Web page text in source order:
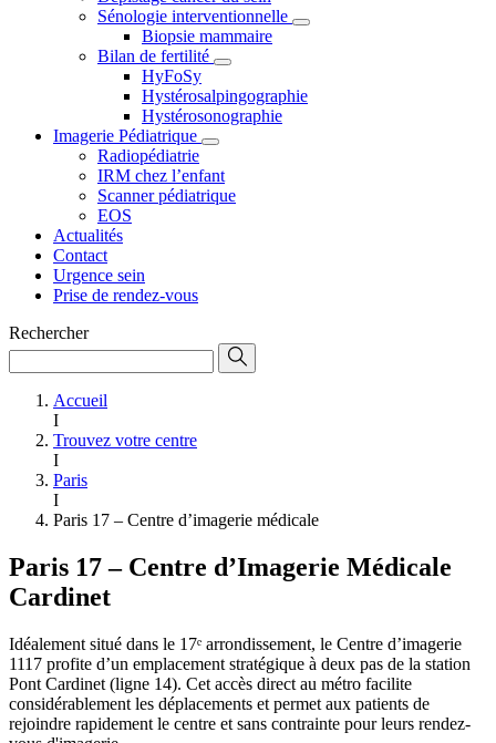
Sénologie interventionnelle
Biopsie mammaire
Bilan de fertilité
HyFoSy
Hystérosalpingographie
Hystérosonographie
Imagerie Pédiatrique
Radiopédiatrie
IRM chez l’enfant
Scanner pédiatrique
EOS
Actualités
Contact
Urgence sein
Prise de rendez-vous
Rechercher
Accueil
I
Trouvez votre centre
I
Paris
I
Paris 17 – Centre d’imagerie médicale
Paris 17 – Centre d’Imagerie Médicale
Cardinet
Idéalement situé dans le 17ᵉ arrondissement, le Centre d’imagerie
1117 profite d’un emplacement stratégique à deux pas de la station
Pont Cardinet (ligne 14). Cet accès direct au métro facilite
considérablement les déplacements et permet aux patients de
rejoindre rapidement le centre et sans contrainte pour leurs rendez-